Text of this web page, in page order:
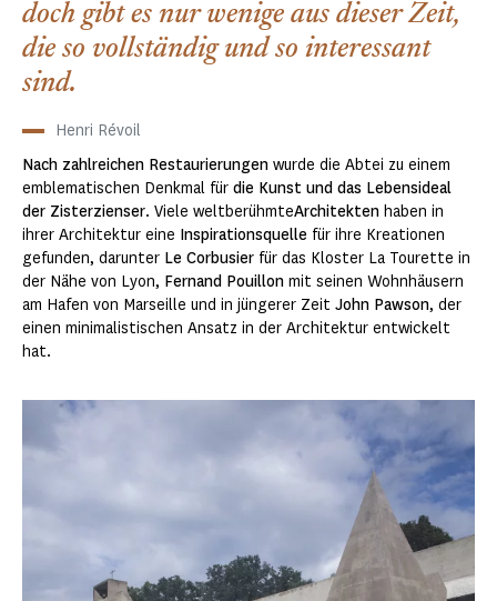
doch gibt es nur wenige aus dieser Zeit,
die so vollständig und so interessant
sind.
Henri Révoil
Nach zahlreichen Restaurierungen wurde die Abtei zu einem
emblematischen Denkmal für die Kunst und das Lebensideal
der Zisterzienser. Viele weltberühmteArchitekten haben in
ihrer Architektur eine Inspirationsquelle für ihre Kreationen
gefunden, darunter Le Corbusier für das Kloster La Tourette in
der Nähe von Lyon, Fernand Pouillon mit seinen Wohnhäusern
am Hafen von Marseille und in jüngerer Zeit John Pawson, der
einen minimalistischen Ansatz in der Architektur entwickelt
hat.